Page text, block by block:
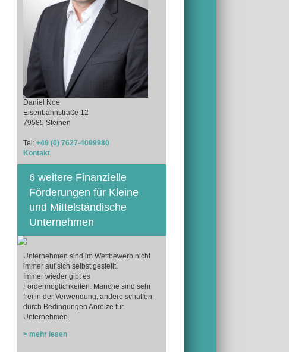
Daniel Noe
Eisenbahnstraße 12
79585 Steinen
Tel: +49 (0) 7627-4099980
Kontakt
6 weitere Finanzielle
Förderungen für Kleine
und Mittelständische
Unternehmen
Unternehmen sind im Wettbewerb nicht
immer auf sich selbst gestellt.
Immer wieder gibt es
Fördermöglichkeiten. Manche sind sehr
frei in der Verwendung, andere schaffen
durch Bedingungen Anreize für
Unternehmen.
> mehr lesen